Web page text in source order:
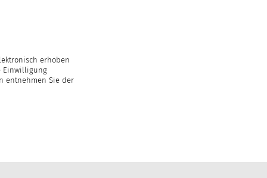
erhoben
Einwilligung
entnehmen Sie der